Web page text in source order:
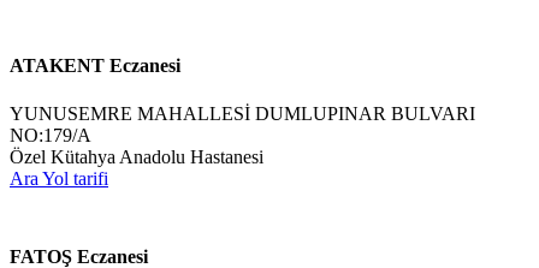
ATAKENT Eczanesi
YUNUSEMRE MAHALLESİ DUMLUPINAR BULVARI
NO:179/A
Özel Kütahya Anadolu Hastanesi
Ara Yol tarifi
FATOŞ Eczanesi